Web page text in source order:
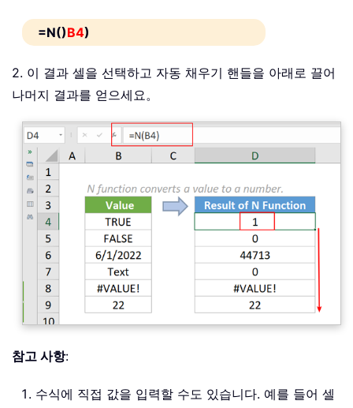
=N()B4)
2. 이 결과 셀을 선택하고 자동 채우기 핸들을 아래로 끌어
나머지 결과를 얻으세요。
참고 사항:
수식에 직접 값을 입력할 수도 있습니다. 예를 들어 셀